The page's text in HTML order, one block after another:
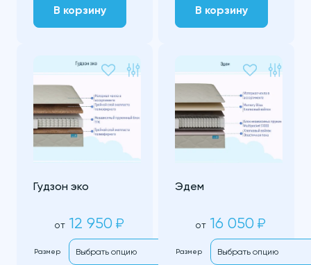
В корзину В корзину
Гудзон эко
от 12 950 ₽
Размер
Эдем
от 16 050 ₽
Размер